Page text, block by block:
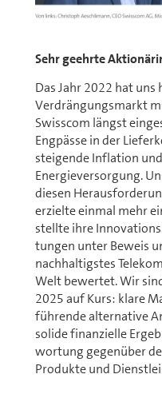
Sehr geehrte
Das Jahr 2022 hat
Verdrängungsmarkt
Swisscom längst
Engpässe in der
steigende Inflation
Energieversorgung.
diesen
erzielte einmal mehr
stellte ihre
tun­gen unter Beweis
nachhaltigstes
Welt bewertet. Wir
2025 auf Kurs: klare
führende alternative
solide finanzielle
wor­tung gegenüber
Produkte und